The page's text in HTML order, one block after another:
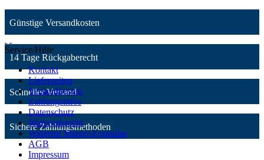
Günstige Versandkosten
14 Tage Rückgaberecht
Schneller Versand
Sichere Zahlungsmethoden
Service/Hilfe
Kontakt
Lieferzeiten
Versandkosten
Zahlungsinfos
Datenschutz
Widerrufsrecht
Widerruf Muster-Formular
AGB
Impressum